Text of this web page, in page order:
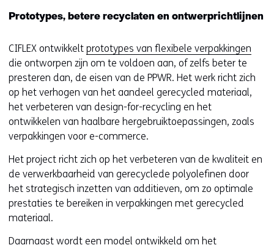
Prototypes, betere recyclaten en ontwerprichtlijnen
CIFLEX ontwikkelt prototypes van flexibele verpakkingen
die ontworpen zijn om te voldoen aan, of zelfs beter te
presteren dan, de eisen van de PPWR. Het werk richt zich
op het verhogen van het aandeel gerecycled materiaal,
het verbeteren van design-for-recycling en het
ontwikkelen van haalbare hergebruiktoepassingen, zoals
verpakkingen voor e-commerce.
Het project richt zich op het verbeteren van de kwaliteit en
de verwerkbaarheid van gerecyclede polyolefinen door
het strategisch inzetten van additieven, om zo optimale
prestaties te bereiken in verpakkingen met gerecycled
materiaal.
Daarnaast wordt een model ontwikkeld om het